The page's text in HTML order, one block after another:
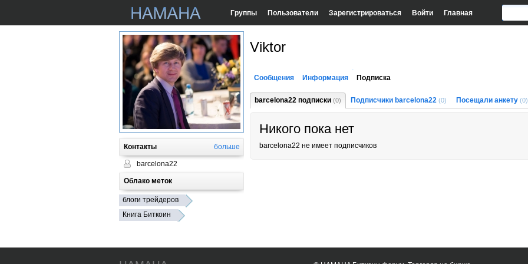
Группы Пользователи Зарегистрироваться Войти Главная
Контакты больше
barcelona22
Облако меток
блоги трейдеров
Книга Биткоин
Viktor
Сообщения Информация Подписка
barcelona22 подписки (0) Подписчики barcelona22 (0) Посещали анкету (0)
Никого пока нет
barcelona22 не имеет подписчиков